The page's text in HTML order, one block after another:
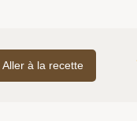
Aller à la recette